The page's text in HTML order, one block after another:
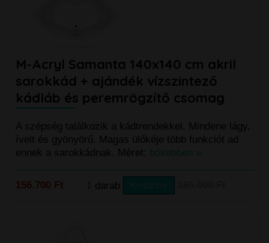
M-Acryl Samanta 140x140 cm akril
sarokkád + ajándék vízszintező
kádláb és peremrögzítő csomag
A szépség találkozik a kádtrendekkel. Mindene lágy,
ívelt és gyönyörű. Magas ülőkéje több funkciót ad
ennek a sarokkádnak. Méret: bővebben »
156.700 Ft darab Kosárba